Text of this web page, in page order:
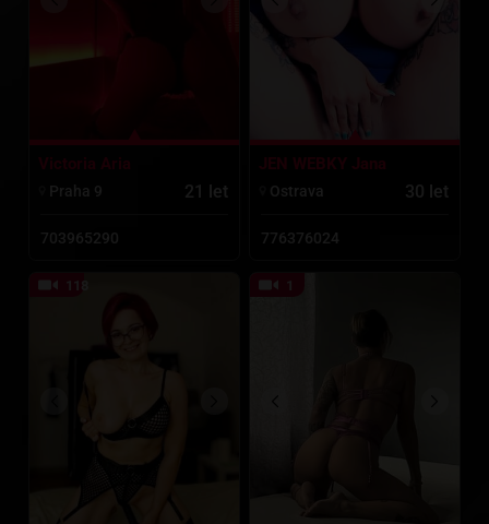
Victoria Aria
21 let
Praha 9
703965290
JEN WEBKY Jana
776376024
30 let
Ostrava
776376024
118 1